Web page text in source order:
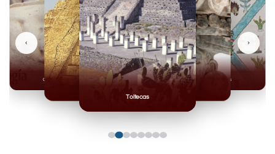
Toltecas
Mexicas
Olmecas
‹ ›